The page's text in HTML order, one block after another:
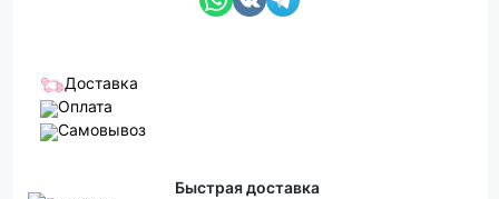
Доставка
Оплата
Самовывоз
Быстрая доставка